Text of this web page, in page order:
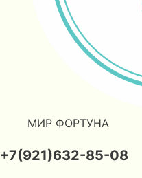
МИР ФОРТУНА
+7(921)632-85-08